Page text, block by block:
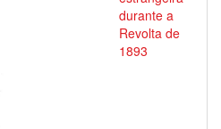
durante a
Revolta de
1893